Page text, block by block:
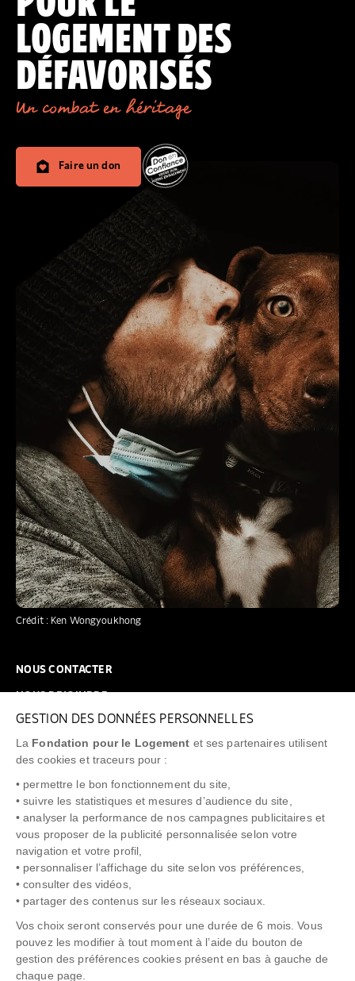
GESTION DES DONNÉES PERSONNELLES
La Fondation pour le Logement et ses partenaires utilisent
des cookies et traceurs pour :
• permettre le bon fonctionnement du site,
• suivre les statistiques et mesures d’audience du site,
• analyser la performance de nos campagnes publicitaires et
vous proposer de la publicité personnalisée selon votre
navigation et votre profil,
• personnaliser l’affichage du site selon vos préférences,
• consulter des vidéos,
• partager des contenus sur les réseaux sociaux.
Vos choix seront conservés pour une durée de 6 mois. Vous
pouvez les modifier à tout moment à l’aide du bouton de
gestion des préférences cookies présent en bas à gauche de
chaque page.
Crédit : Ken Wongyoukhong
LOGEMENT DES
DÉFAVORISÉS
Un combat en héritage
Faire un don
NOUS CONTACTER
FAQ
NEWSLETTER
"Allô Prévention Expulsion" 0805 299 049